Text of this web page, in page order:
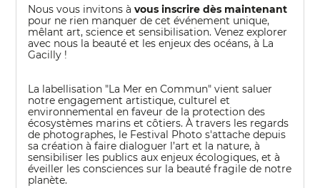
Nous vous invitons àvous inscrire dès maintenant
pour ne rien manquer de cet événement unique,
mêlant art, science et sensibilisation. Venez explorer
avec nous la beauté et les enjeux des océans, à La
Gacilly !
La labellisation "La Mer en Commun" vient saluer
notre engagement artistique, culturel et
environnemental en faveur de la protection des
écosystèmes marins et côtiers. À travers les regards
de photographes, le Festival Photo s'attache depuis
sa création à faire dialoguer l’art et la nature, à
sensibiliser les publics aux enjeux écologiques, et à
éveiller les consciences sur la beauté fragile de notre
planète.